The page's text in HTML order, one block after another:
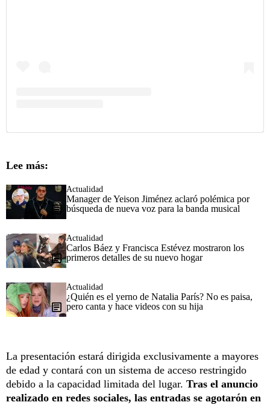
Lee más:
Actualidad
Manager de Yeison Jiménez aclaró polémica por
búsqueda de nueva voz para la banda musical
Actualidad
Carlos Báez y Francisca Estévez mostraron los
primeros detalles de su nuevo hogar
Actualidad
¿Quién es el yerno de Natalia París? No es paisa,
pero canta y hace videos con su hija
La presentación estará dirigida exclusivamente a mayores
de edad y contará con un sistema de acceso restringido
debido a la capacidad limitada del lugar. Tras el anuncio
realizado en redes sociales, las entradas se agotarón en